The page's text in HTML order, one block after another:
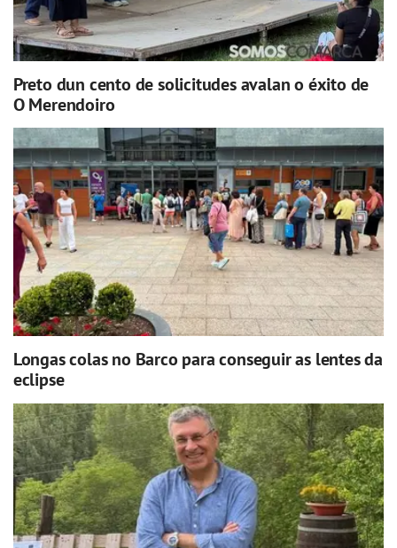
Preto dun cento de solicitudes avalan o éxito de
O Merendoiro
Longas colas no Barco para conseguir as lentes da
eclipse